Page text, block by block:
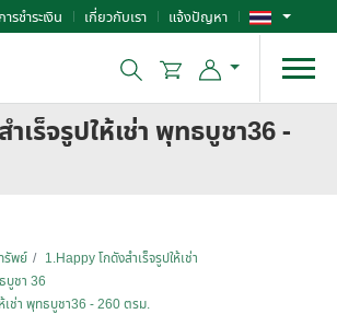
รชำระเงิน เกี่ยวกับเรา แจ้งปัญหา
เร็จรูปให้เช่า พุทธบูชา36 -
รัพย์
1.Happy โกดังสำเร็จรูปให้เช่า
บูชา 36
เช่า พุทธบูชา36 - 260 ตรม.